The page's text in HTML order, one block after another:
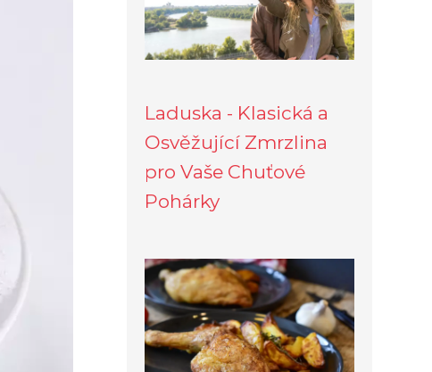
Laduska - Klasická a
Osvěžující Zmrzlina
pro Vaše Chuťové
Pohárky